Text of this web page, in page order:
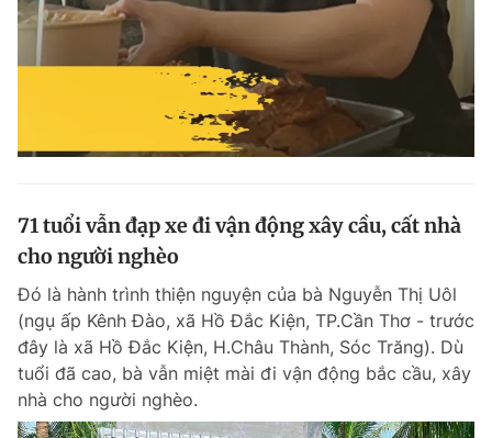
71 tuổi vẫn đạp xe đi vận động xây cầu, cất nhà
cho người nghèo
Đó là hành trình thiện nguyện của bà Nguyễn Thị Uôl
(ngụ ấp Kênh Đào, xã Hồ Đắc Kiện, TP.Cần Thơ - trước
đây là xã Hồ Đắc Kiện, H.Châu Thành, Sóc Trăng). Dù
tuổi đã cao, bà vẫn miệt mài đi vận động bắc cầu, xây
nhà cho người nghèo.